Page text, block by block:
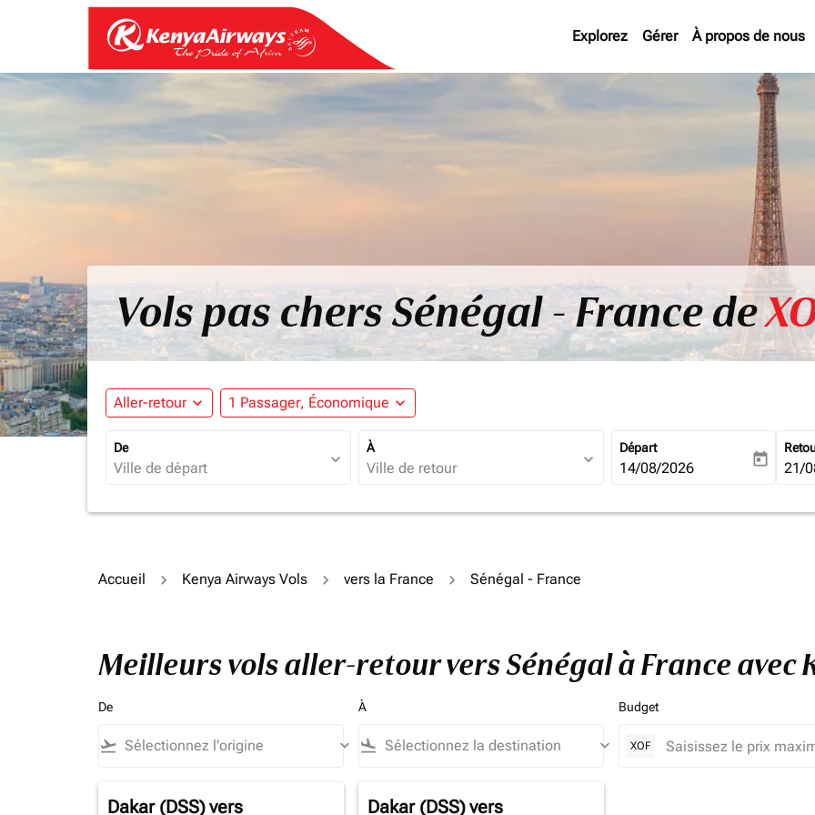
Explorez Gérer À propos de nous
Vols pas chers Sénégal - France de
Aller-retour expand_more 1 Passager, Économique expand_more
De
expand_more
À
expand_more
Départ
fc-booking-departure-date-
14/08/2026 today fc-
21/
Accueil Kenya Airways Vols vers la France Sénégal - France
Meilleurs vols aller-retour vers Sénégal à France avec
De
flight_takeoff keyboard_arrow_down
À
flight_land keyboard_arrow_down
Budget
XOF
Dakar (DSS)vers
Dakar (DSS)vers